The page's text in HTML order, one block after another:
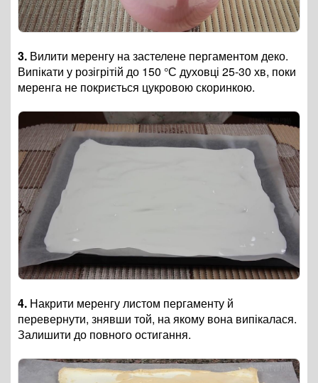
3. Вилити меренгу на застелене пергаментом деко.
Випікати у розігрітій до 150 °С духовці 25-30 хв, поки
меренга не покриється цукровою скоринкою.
4. Накрити меренгу листом пергаменту й
перевернути, знявши той, на якому вона випікалася.
Залишити до повного остигання.